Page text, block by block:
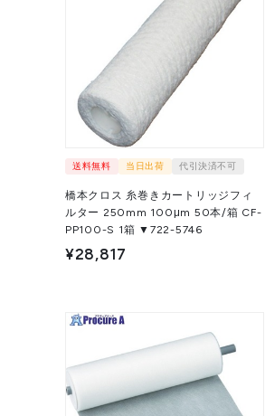
送料無料 当日出荷 代引決済不可
橋本クロス 糸巻きカートリッジフィ
ルター 250mm 100μm 50本/箱 CF-
PP100-S 1箱 ▼722-5746
¥28,817